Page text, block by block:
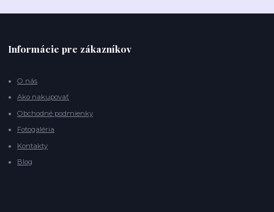
Informácie pre zákazníkov
O nás
Ako nakupovať
Obchodné podmienky
Fotogaléria
Kontakty
Blog